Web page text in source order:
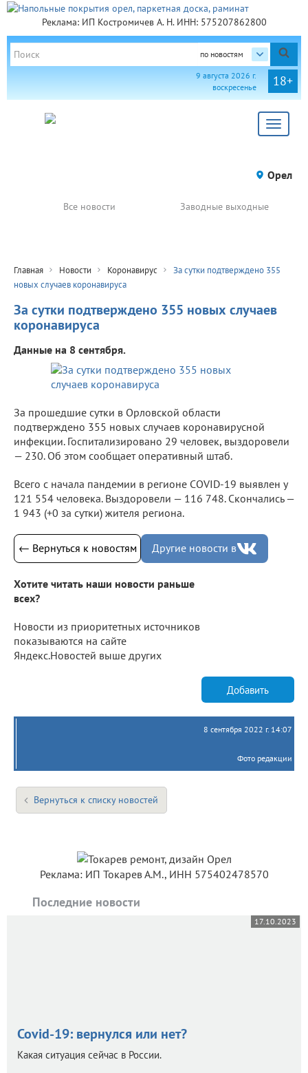
Реклама: ИП Костромичев А. Н. ИНН: 575207862800
по новостям
18+
9 августа 2026 г.
воскресенье
Toggle
Орел
Все новости Заводные выходные
Главная Новости Коронавирус
За сутки подтверждено 355
новых случаев коронавируса
За сутки подтверждено 355 новых случаев
коронавируса
Данные на 8 сентября.
За прошедшие сутки в Орловской области
подтверждено 355 новых случаев коронавирусной
инфекции. Госпитализировано 29 человек, выздоровели
— 230. Об этом сообщает оперативный штаб.
Всего с начала пандемии в регионе COVID-19 выявлен у
121 554 человека. Выздоровели — 116 748. Скончались —
1 943 (+0 за сутки) жителя региона.
← Вернуться к новостям Другие новости в
Хотите читать наши новости раньше
всех?
Новости из приоритетных источников
показываются на сайте
Яндекс.Новостей выше других
Добавить
8 сентября 2022 г. 14:07
Фото редакции
Вернуться к списку новостей
Реклама: ИП Токарев А.М., ИНН 575402478570
Последние новости
17.10.2023
Covid-19: вернулся или нет?
Какая ситуация сейчас в России.